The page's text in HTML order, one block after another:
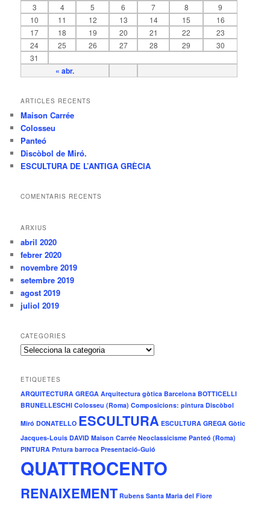
« abr.
3
4 5 6 7 8
9
10
11 12 13 14 15
16
17
18 19 20 21 22
23
24
25 26 27 28 29
30
31
ARTICLES RECENTS
Maison Carrée
Colosseu
Panteó
Discòbol de Miró.
ESCULTURA DE L’ANTIGA GRÈCIA
COMENTARIS RECENTS
ARXIUS
abril 2020
febrer 2020
novembre 2019
setembre 2019
agost 2019
juliol 2019
CATEGORIES
C
e
g
o
e
s
ETIQUETES
ARQUITECTURA GREGA Arquitectura gòtica Barcelona BOTTICELLI
BRUNELLESCHI Colosseu (Roma) Composicions: pintura Discòbol
Miró DONATELLO ESCULTURA ESCULTURA GREGA Gòtic
Jacques-Louis DAVID Maison Carrée Neoclassicisme Panteó (Roma)
PINTURA Pntura barroca Presentació-Guió
QUATTROCENTO
RENAIXEMENT Rubens Santa Maria del Fiore